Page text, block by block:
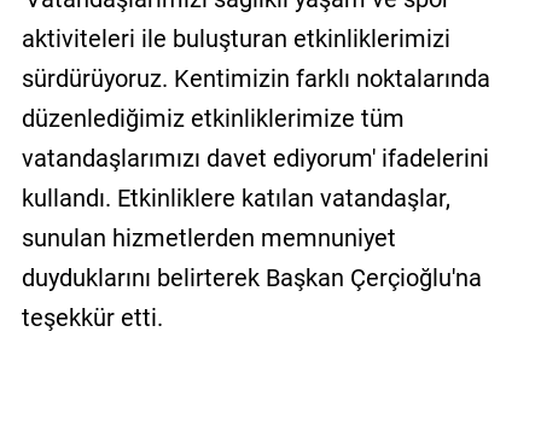
aktiviteleri ile buluşturan etkinliklerimizi
sürdürüyoruz. Kentimizin farklı noktalarında
düzenlediğimiz etkinliklerimize tüm
vatandaşlarımızı davet ediyorum' ifadelerini
kullandı. Etkinliklere katılan vatandaşlar,
sunulan hizmetlerden memnuniyet
duyduklarını belirterek Başkan Çerçioğlu'na
teşekkür etti.